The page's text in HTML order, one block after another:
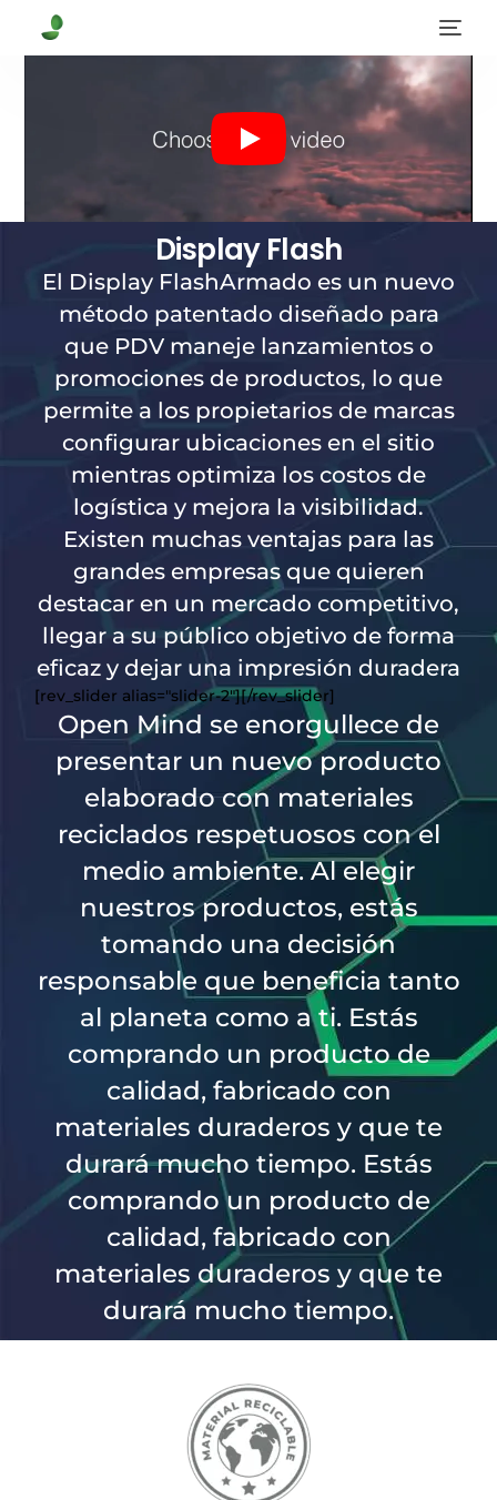
Display Flash
El Display FlashArmado es un nuevo
método patentado diseñado para
que PDV maneje lanzamientos o
promociones de productos, lo que
permite a los propietarios de marcas
configurar ubicaciones en el sitio
mientras optimiza los costos de
logística y mejora la visibilidad.
Existen muchas ventajas para las
grandes empresas que quieren
destacar en un mercado competitivo,
llegar a su público objetivo de forma
eficaz y dejar una impresión duradera
[rev_slider alias="slider-2"][/rev_slider]
Open Mind se enorgullece de
presentar un nuevo producto
elaborado con materiales
reciclados respetuosos con el
medio ambiente. Al elegir
nuestros productos, estás
tomando una decisión
responsable que beneficia tanto
al planeta como a ti. Estás
comprando un producto de
calidad, fabricado con
materiales duraderos y que te
durará mucho tiempo. Estás
comprando un producto de
calidad, fabricado con
materiales duraderos y que te
durará mucho tiempo.